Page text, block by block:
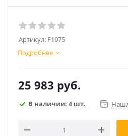
Артикул: F1975
Подробнее
25 983 руб.
В наличии: 4 шт.